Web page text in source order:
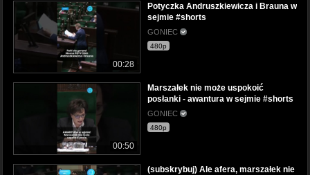
00:28
Potyczka Andruszkiewicza i Brauna w
sejmie #shorts
GONIEC
480p
00:50
Marszałek nie może uspokoić
posłanki - awantura w sejmie #shorts
GONIEC
480p
(subskrybuj) Ale afera, marszałek nie